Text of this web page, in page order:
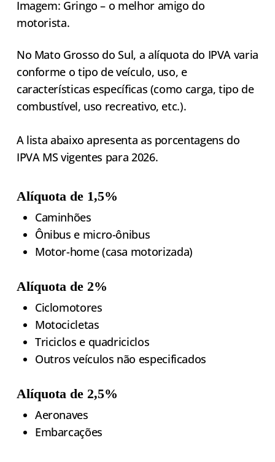
Imagem: Gringo – o melhor amigo do
motorista.
No Mato Grosso do Sul, a alíquota do IPVA varia
conforme o tipo de veículo, uso, e
características específicas (como carga, tipo de
combustível, uso recreativo, etc.).
A lista abaixo apresenta as porcentagens do
IPVA MS vigentes para 2026.
Alíquota de 1,5%
Caminhões
Ônibus e micro-ônibus
Motor-home (casa motorizada)
Alíquota de 2%
Ciclomotores
Motocicletas
Triciclos e quadriciclos
Outros veículos não especificados
Alíquota de 2,5%
Aeronaves
Embarcações